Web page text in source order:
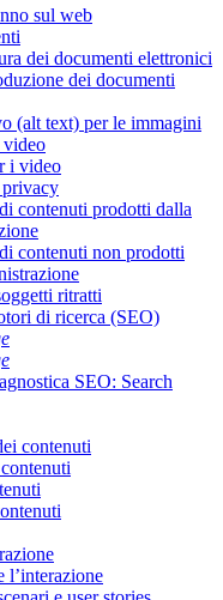
sul web
dei documenti elettronici
dei documenti
(alt text) per le immagini
i video
privacy
contenuti prodotti dalla
contenuti non prodotti
ritratti
di ricerca (SEO)
SEO: Search
contenuti
l’interazione